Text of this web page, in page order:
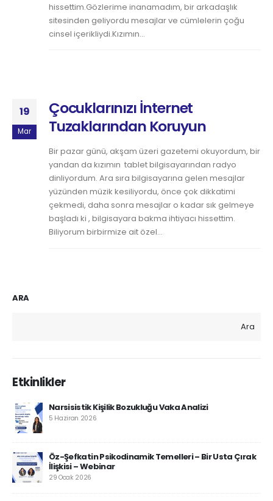
hissettim.Gözlerime inanamadım, bir arkadaşlık
sitesinden geliyordu mesajlar ve cümlelerin çoğu
cinsel içerikliydi.Kızımın...
19
Mar
Çocuklarınızı İnternet
Tuzaklarından Koruyun
Bir pazar günü, akşam üzeri gazetemi okuyordum, bir
yandan da kızımın tablet bilgisayarından radyo
dinliyordum. Ara sıra bilgisayarına gelen mesajlar
yüzünden müzik kesiliyordu, önce çok dikkatimi
çekmedi, daha sonra mesajlar o kadar sık gelmeye
başladı ki , bilgisayara bakma ihtiyacı hissettim.
Biliyorum birbirmize ait özel...
ARA
Ara
Etkinlikler
Narsisistik Kişilik Bozukluğu Vaka Analizi
5 Haziran 2026
Öz-Şefkatin Psikodinamik Temelleri – Bir Usta Çırak
İlişkisi – Webinar
29 Ocak 2026